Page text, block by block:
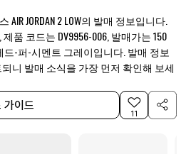
JORDAN 2 LOW의 발매 정보입니다.
품 코드는 DV9956-006, 발매가는 150
드-퍼-시멘트 그레이입니다. 발매 정보
니 발매 소식을 가장 먼저 확인해 보세
가이드
11